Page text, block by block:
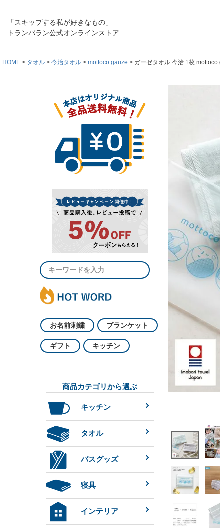
「スキップする私が好きなもの」
トランパラン公式オンラインストア
HOME タオル 今治タオル mottoco gauze ガーゼタオル 今治 1枚
お名前刺繍 ブランケット
ギフト キッチン
商品カテゴリから選ぶ
キッチン
タオル
バスグッズ
寝具
インテリア